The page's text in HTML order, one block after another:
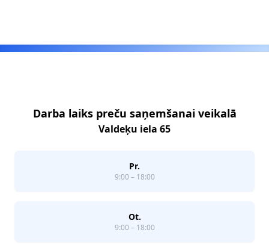
Darba laiks preču saņemšanai veikalā
Valdeķu iela 65
Pr.
9:00 – 18:00
Ot.
9:00 – 18:00